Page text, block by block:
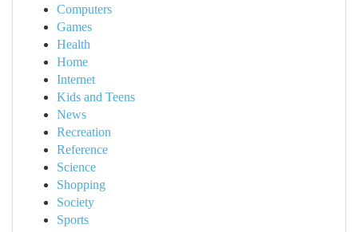
Computers
Games
Health
Home
Internet
Kids and Teens
News
Recreation
Reference
Science
Shopping
Society
Sports